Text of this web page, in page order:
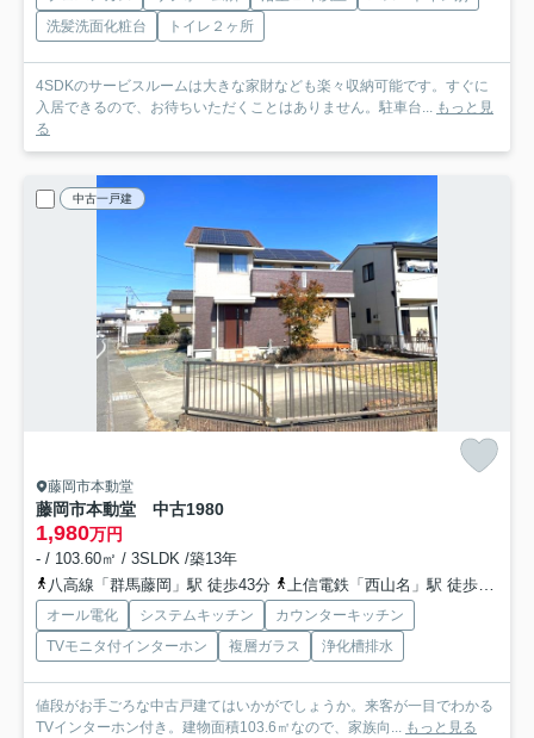
洗髪洗面化粧台
トイレ２ヶ所
4SDKのサービスルームは大きな家財なども楽々収納可能です。すぐに
入居できるので、お待ちいただくことはありません。駐車台... もっと見
る
中古一戸建
藤岡市本動堂
藤岡市本動堂 中古1980
1,980万円
- / 103.60㎡ / 3SLDK /築13年
八高線「群馬藤岡」駅 徒歩43分
上信電鉄「西山名」駅 徒歩35分
オール電化 システムキッチン
カウンターキッチン
TVモニタ付インターホン
複層ガラス 浄化槽排水
値段がお手ごろな中古戸建てはいかがでしょうか。来客が一目でわかる
TVインターホン付き。建物面積103.6㎡なので、家族向... もっと見る